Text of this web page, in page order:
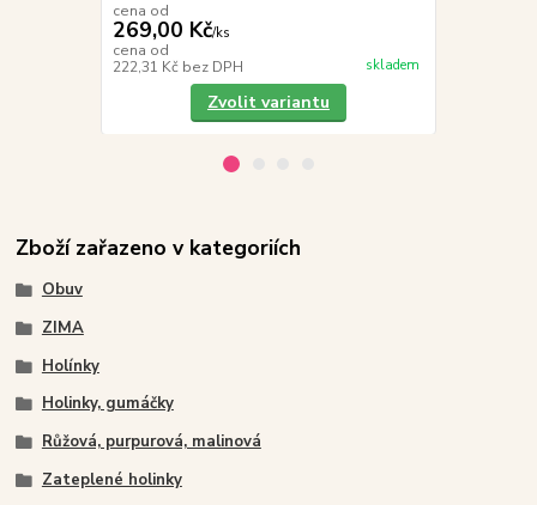
cena od
269,00 Kč/ks
cena od
222,31 Kč bez DPH skladem
Zvolit variantu
Zboží zařazeno v kategoriích
Obuv
ZIMA
Holínky
Holinky, gumáčky
Růžová, purpurová, malinová
Zateplené holinky